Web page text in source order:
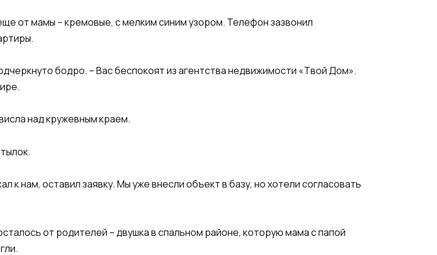
от мамы – кремовые, с мелким синим узором. Телефон зазвонил
бодро. – Вас беспокоят из агентства недвижимости «Твой Дом».
над кружевным краем.​
к нам, оставил заявку. Мы уже внесли объект в базу, но хотели согласовать
от родителей – двушка в спальном районе, которую мама с папой